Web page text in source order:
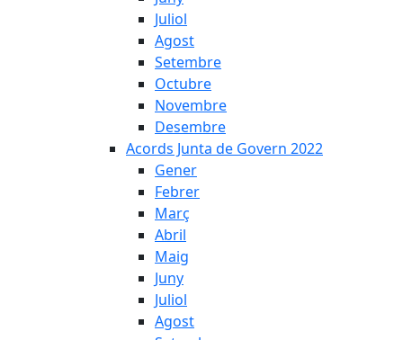
Juliol
Agost
Setembre
Octubre
Novembre
Desembre
Acords Junta de Govern 2022
Gener
Febrer
Març
Abril
Maig
Juny
Juliol
Agost